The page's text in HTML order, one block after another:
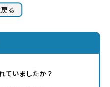
る
ていましたか？